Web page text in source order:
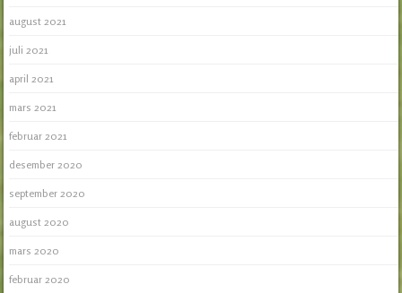
august 2021
juli 2021
april 2021
mars 2021
februar 2021
desember 2020
september 2020
august 2020
mars 2020
februar 2020